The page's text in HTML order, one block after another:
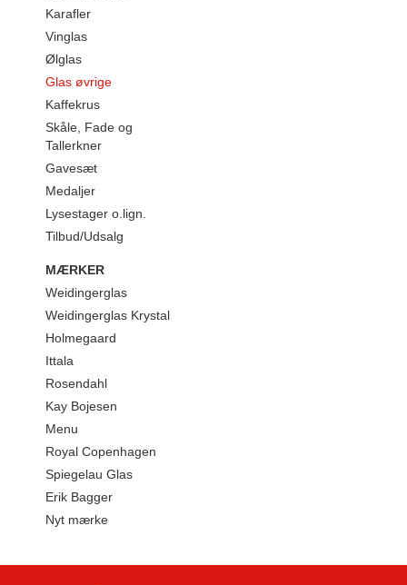
Karafler
Vinglas
Ølglas
Glas øvrige
Kaffekrus
Skåle, Fade og
Tallerkner
Gavesæt
Medaljer
Lysestager o.lign.
Tilbud/Udsalg
MÆRKER
Weidingerglas
Weidingerglas Krystal
Holmegaard
Ittala
Rosendahl
Kay Bojesen
Menu
Royal Copenhagen
Spiegelau Glas
Erik Bagger
Nyt mærke